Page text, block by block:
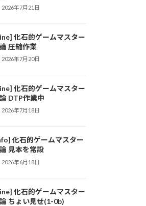
2026年7月21日
化石的ゲームマスター
圧縮作業
2026年7月20日
化石的ゲームマスター
DTP作業中
2026年7月18日
化石的ゲームマスター
見本を常設
2026年6月18日
化石的ゲームマスター
ちょい見せ(1-0b)